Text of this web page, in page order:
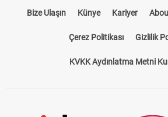
Bize Ulaşın Künye Kariyer
Çerez Politikası Gizlilik
KVKK Aydınlatma Metni